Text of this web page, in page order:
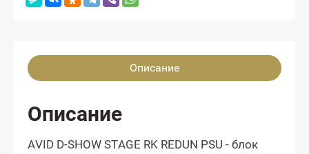
Описание
Описание
AVID D-SHOW STAGE RK REDUN PSU - блок